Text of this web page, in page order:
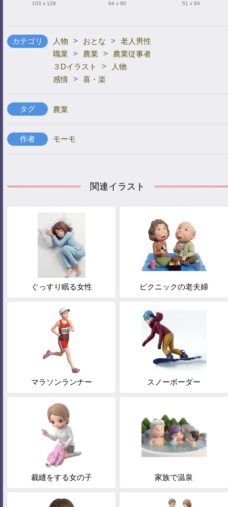
103 x 128 64 x 80 51 x 64
カテゴリ 人物 > おとな > 老人男性
職業
> 農業 >
農業従事者
３Dイラスト
>
人物
感情 > 喜・楽
タグ 農業
作者 モーモ
関連イラスト
ぐっすり眠る女性 ピクニックの老夫婦
マラソンランナー スノーボーダー
裁縫をする女の子 家族で温泉